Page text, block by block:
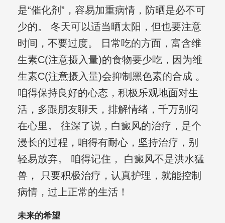
是“催化剂”，容易加重病情，防晒是必不可
少的。 冬天可以适当晒太阳，但也要注意
时间，不要过度。 日常吃的方面，富含维
生素C(注意摄入量)的食物要少吃，因为维
生素C(注意摄入量)会抑制黑色素的合成 。
咱得保持良好的心态，积极乐观地面对生
活，多跟朋友聊天，排解情绪，千万别闷
在心里。 往深了说，白癜风的治疗，是个
漫长的过程，咱得有耐心，坚持治疗，别
轻易放弃。 咱得记住， 白癜风不是洪水猛
兽， 只要积极治疗，认真护理，就能控制
病情，过上正常的生活！
未来的希望